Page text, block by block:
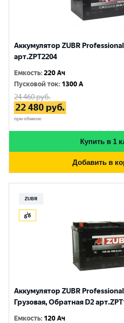
Аккумулятор ZUBR Professional
арт.ZPT2204
Емкость:220 Ач
Пусковой ток: 1300 A
24 460руб.
22 480 руб.
при обмене
Купить в 1
Добавить в
ZUBR
Аккумулятор ZUBR Professional
Грузовая, Обратная D2
Емкость: 120 Ач